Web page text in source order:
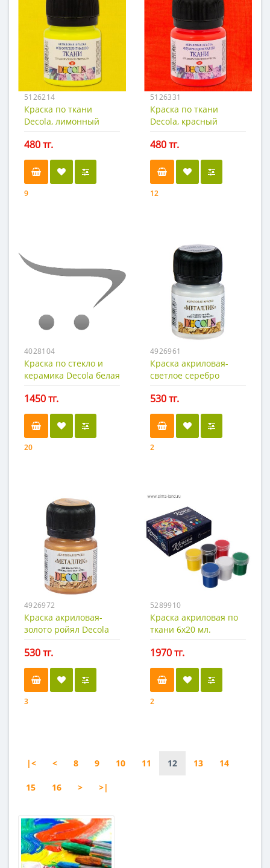
5126214
Краска по ткани
Decola, лимонный
480 тг.
9
5126331
Краска по ткани
Decola, красный
480 тг.
12
4028104
Краска по стекло и
керамика Decola белая
1450 тг.
20
4926961
Краска акриловая-
светлое серебро
530 тг.
2
4926972
Краска акриловая-
золото ройял Decola
530 тг.
3
5289910
Краска акриловая по
ткани 6х20 мл.
1970 тг.
2
|< < 8 9 10 11 12 13 14
15 16 > >|